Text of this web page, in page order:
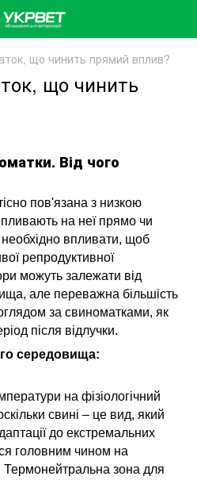
що чинить прямий вплив?
що чинить
Від чого
пов'язана з низкою
на неї прямо чи
необхідно впливати, щоб
​​репродуктивної
можуть залежати від
але переважна більшість
за свиноматками, як
після відлучки.
середовища:
на фізіологічний
свині – це вид, який
до екстремальних
головним чином на
Термонейтральна зона для